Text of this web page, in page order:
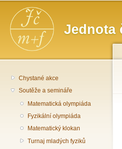
Jednota
Hlavní menu
Chystané akce
Soutěže a semináře
Matematická olympiáda
Fyzikální olympiáda
Matematický klokan
Turnaj mladých fyziků